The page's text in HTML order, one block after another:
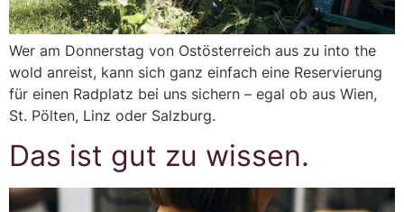
Wer am Donnerstag von Ostösterreich aus zu into the
wold anreist, kann sich ganz einfach eine Reservierung
für einen Radplatz bei uns sichern – egal ob aus Wien,
St. Pölten, Linz oder Salzburg.
Das ist gut zu wissen.